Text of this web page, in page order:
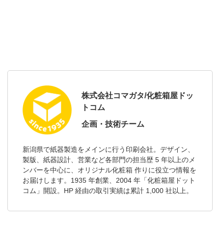
株式会社コマガタ/化粧箱屋ドッ
トコム
企画・技術チーム
新潟県で紙器製造をメインに行う印刷会社。デザイン、
製版、紙器設計、営業など各部門の担当歴 5 年以上のメ
ンバーを中心に、オリジナル化粧箱 作りに役立つ情報を
お届けします。1935 年創業、2004 年「化粧箱屋ドット
コム」開設。HP 経由の取引実績は累計 1,000 社以上。